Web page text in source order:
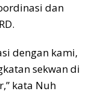
dan
dengan kami,
sekwan di
kata Nuh